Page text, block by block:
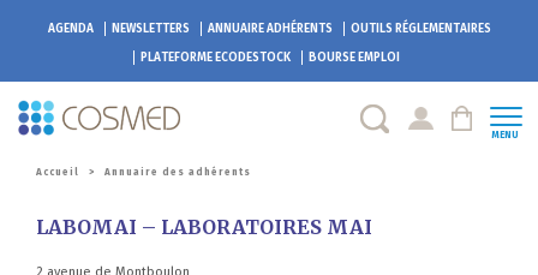
AGENDA NEWSLETTERS ANNUAIRE ADHÉRENTS
OUTILS RÉGLEMENTAIRES
PLATEFORMEECODESTOCK BOURSE EMPLOI
MENU
Accueil > Annuaire des adhérents
LABOMAI – LABORATOIRES MAI
2 avenue de Montboulon